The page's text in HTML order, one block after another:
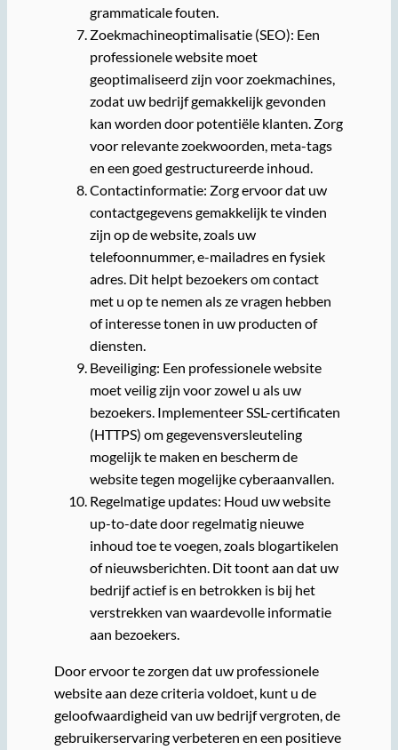
grammaticale fouten.
Zoekmachineoptimalisatie (SEO): Een
professionele website moet
geoptimaliseerd zijn voor zoekmachines,
zodat uw bedrijf gemakkelijk gevonden
kan worden door potentiële klanten. Zorg
voor relevante zoekwoorden, meta-tags
en een goed gestructureerde inhoud.
Contactinformatie: Zorg ervoor dat uw
contactgegevens gemakkelijk te vinden
zijn op de website, zoals uw
telefoonnummer, e-mailadres en fysiek
adres. Dit helpt bezoekers om contact
met u op te nemen als ze vragen hebben
of interesse tonen in uw producten of
diensten.
Beveiliging: Een professionele website
moet veilig zijn voor zowel u als uw
bezoekers. Implementeer SSL-certificaten
(HTTPS) om gegevensversleuteling
mogelijk te maken en bescherm de
website tegen mogelijke cyberaanvallen.
Regelmatige updates: Houd uw website
up-to-date door regelmatig nieuwe
inhoud toe te voegen, zoals blogartikelen
of nieuwsberichten. Dit toont aan dat uw
bedrijf actief is en betrokken is bij het
verstrekken van waardevolle informatie
aan bezoekers.
Door ervoor te zorgen dat uw professionele
website aan deze criteria voldoet, kunt u de
geloofwaardigheid van uw bedrijf vergroten, de
gebruikerservaring verbeteren en een positieve